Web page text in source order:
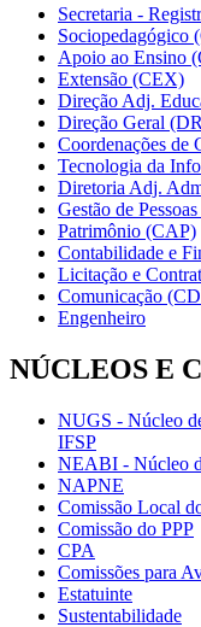
Secretaria -
Sociopedagógico
Apoio ao Ensino
Extensão (CEX)
Direção Adj.
Direção Geral
Coordenações de
Tecnologia da
Diretoria Adj.
Gestão de
Patrimônio (CAP)
Contabilidade e
Licitação e
Comunicação
Engenheiro
NÚCLEOS E
NUGS - Núcleo
IFSP
NEABI - Núcleo
NAPNE
Comissão Local
Comissão do PPP
CPA
Comissões para
Estatuinte
Sustentabilidade